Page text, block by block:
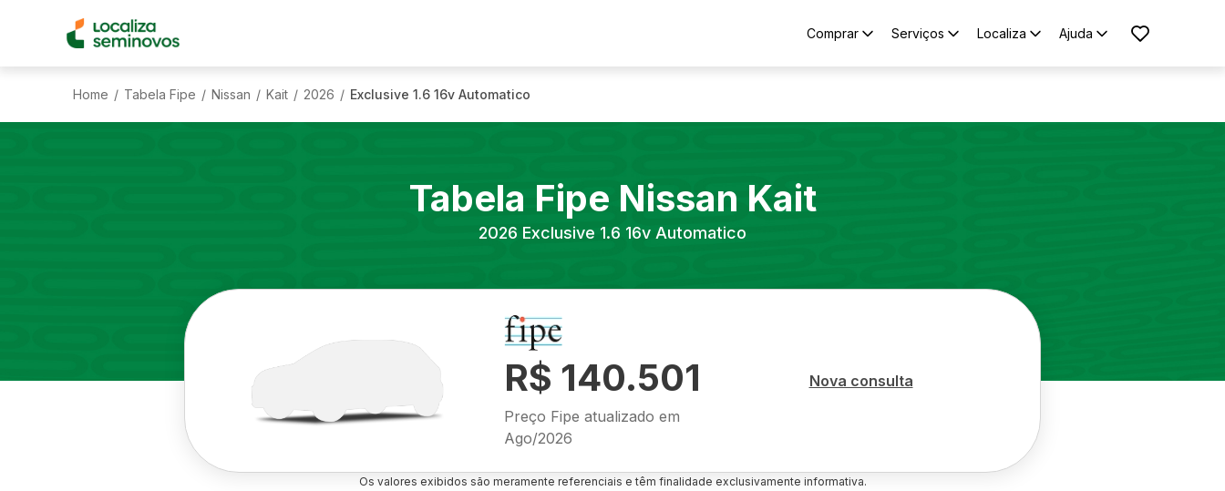
Comprar Serviços Localiza Ajuda
Home / Tabela Fipe / Nissan / Kait / 2026 / Exclusive 1.6 16v Automatico
Tabela Fipe Nissan Kait
2026 Exclusive 1.6 16v Automatico
R$ 140.501
Preço Fipe atualizado em
Ago/2026
Nova consulta
Os valores exibidos são meramente referenciais e têm finalidade exclusivamente informativa.